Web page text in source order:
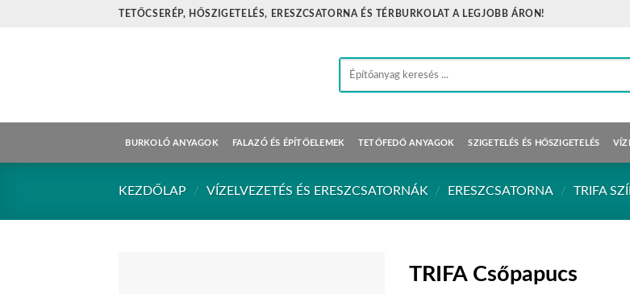
TETŐCSERÉP, HŐSZIGETELÉS, ERESZCSATORNA ÉS TÉRBURKOLAT A LEGJOBB ÁRON!
BURKOLÓ ANYAGOK FALAZÓ ÉS ÉPÍTŐELEMEK TETŐFEDŐ ANYAGOK SZIGETELÉS ÉS HŐSZIGETELÉS
KEZDŐLAP / VÍZELVEZETÉS ÉS ERESZCSATORNÁK / ERESZCSATORNA / TRIFA
TRIFA Csőpapucs